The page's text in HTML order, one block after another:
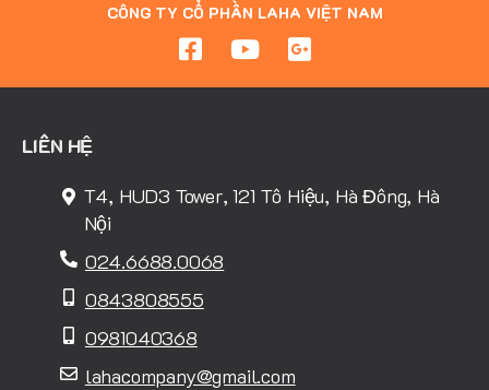
CÔNG TY CỔ PHẦN LAHA VIỆT NAM
LIÊN HỆ
T4, HUD3 Tower, 121 Tô Hiệu, Hà Đông, Hà
Nội
024.6688.0068
0843808555
0981040368
lahacompany@gmail.com